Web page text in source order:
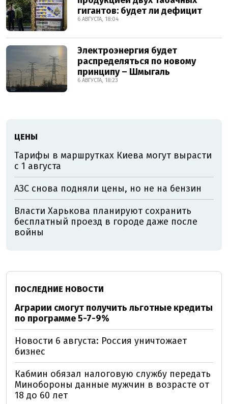
гигантов: будет ли дефицит
6 АВГУСТА, 18:04
Электроэнергия будет
распределяться по новому
принципу – Шмыгаль
6 АВГУСТА, 18:23
ЦЕНЫ
Тарифы в маршрутках Киева могут вырасти
с 1 августа
АЗС снова подняли цены, но не на бензин
Власти Харькова планируют сохранить
бесплатный проезд в городе даже после
войны
ПОСЛЕДНИЕ НОВОСТИ
Аграрии смогут получить льготные кредиты
по программе 5-7-9%
Новости 6 августа: Россия уничтожает
бизнес
Кабмин обязал налоговую службу передать
Минобороны данные мужчин в возрасте от
18 до 60 лет